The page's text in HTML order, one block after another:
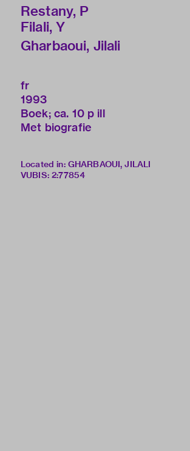
Restany, P
Filali, Y
Gharbaoui, Jilali
fr
1993
Boek; ca. 10 p ill
Met biografie
Located in: GHARBAOUI, JILALI
VUBIS: 2:77854